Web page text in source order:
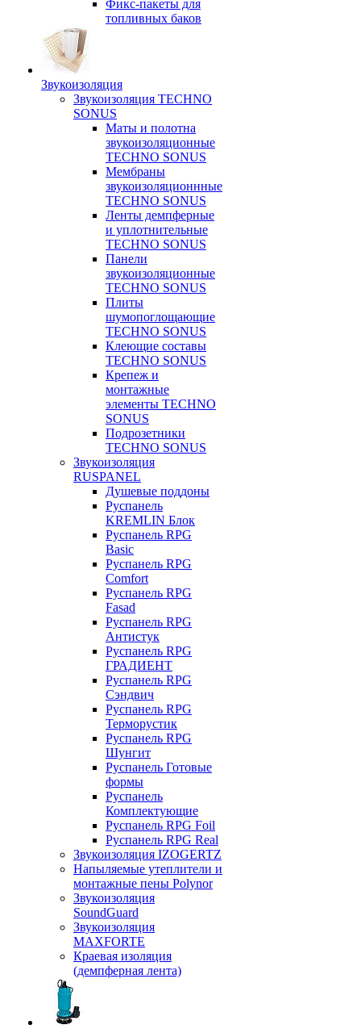
Фикс-пакеты для
топливных баков
Звукоизоляция
Звукоизоляция TECHNO
SONUS
Маты и полотна
звукоизоляционные
TECHNO SONUS
Мембраны
звукоизоляционнные
TECHNO SONUS
Ленты демпферные
и уплотнительные
TECHNO SONUS
Панели
звукоизоляционные
TECHNO SONUS
Плиты
шумопоглощающие
TECHNO SONUS
Клеющие составы
TECHNO SONUS
Крепеж и
монтажные
элементы TECHNO
SONUS
Подрозетники
TECHNO SONUS
Звукоизоляция
RUSPANEL
Душевые поддоны
Руспанель
KREMLIN Блок
Руспанель RPG
Basic
Руспанель RPG
Comfort
Руспанель RPG
Fasad
Руспанель RPG
Антистук
Руспанель RPG
ГРАДИЕНТ
Руспанель RPG
Сэндвич
Руспанель RPG
Терморустик
Руспанель RPG
Шунгит
Руспанель Готовые
формы
Руспанель
Комплектующие
Руспанель RPG Foil
Руспанель RPG Real
Звукоизоляция IZOGERTZ
Напыляемые утеплители и
монтажные пены Polynor
Звукоизоляция
SoundGuard
Звукоизоляция
MAXFORTE
Краевая изоляция
(демпферная лента)